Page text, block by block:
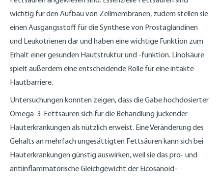
wichtig für den Aufbau von Zellmembranen, zudem stellen sie
einen Ausgangsstoff für die Synthese von Prostaglandinen
und Leukotrienen dar und haben eine wichtige Funktion zum
Erhalt einer gesunden Hautstruktur und -funktion. Linolsäure
spielt außerdem eine entscheidende Rolle für eine intakte
Hautbarriere.
Untersuchungen konnten zeigen, dass die Gabe hochdosierter
Omega-3-Fettsäuren sich für die Behandlung juckender
Hauterkrankungen als nützlich erweist. Eine Veränderung des
Gehalts an mehrfach ungesättigten Fettsäuren kann sich bei
Hauterkrankungen günstig auswirken, weil sie das pro- und
antiinflammatorische Gleichgewicht der Eicosanoid-